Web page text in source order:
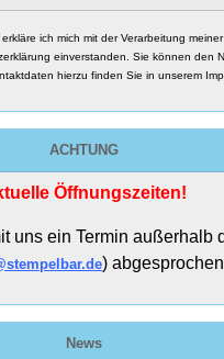
ich mich mit der Verarbeitung
einverstanden. Sie können den
hierzu finden Sie in unserem
ACHTUNG
Öffnungszeiten!
uns ein Termin außerhalb
)
News